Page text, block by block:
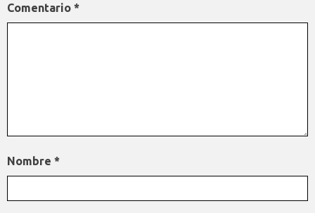
Comentario *
Nombre *